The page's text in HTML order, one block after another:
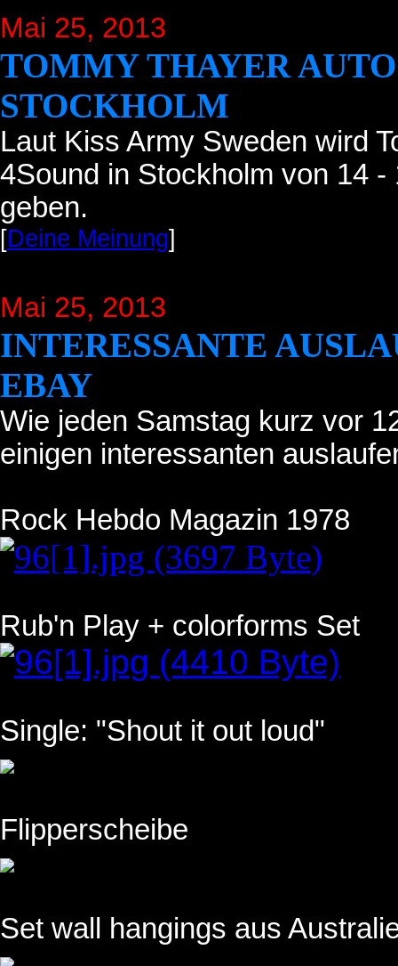
Mai 25, 2013
TOMMY THAYER
STOCKHOLM
Laut Kiss Army Sweden wird
4Sound in Stockholm von 14
geben.
[Deine Meinung]
Mai 25, 2013
INTERESSANTE
EBAY
Wie jeden Samstag kurz vor
einigen interessanten
Rock Hebdo Magazin 1978
Rub'n Play + colorforms Set
Single: "Shout it out loud"
Flipperscheibe
Set wall hangings aus